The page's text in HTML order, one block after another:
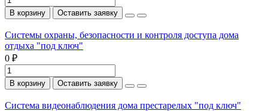
В корзину Оставить заявку
Системы охраны, безопасности и контроля доступа дома
отдыха "под ключ"
0 ₽
В корзину Оставить заявку
Система видеонаблюдения дома престарелых "под ключ"